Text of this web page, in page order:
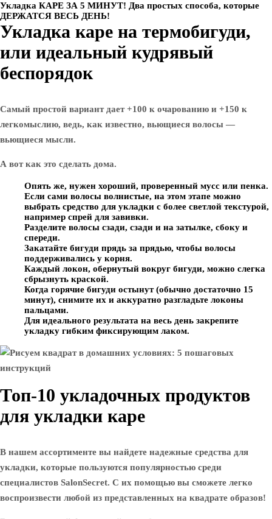
Укладка КАРЕ ЗА 5 МИНУТ! Два простых способа, которые
ДЕРЖАТСЯ ВЕСЬ ДЕНЬ!
Укладка каре на термобигуди,
или идеальный кудрявый
беспорядок
Самый простой вариант дает +100 к очарованию и +150 к
легкомыслию, ведь, как известно, вьющиеся волосы —
вьющиеся мысли.
А вот как это сделать дома.
Опять же, нужен хороший, проверенный мусс или пенка.
Если сами волосы волнистые, на этом этапе можно
выбрать средство для укладки с более светлой текстурой,
например спрей для завивки.
Разделите волосы сзади, сзади и на затылке, сбоку и
спереди.
Закатайте бигуди прядь за прядью, чтобы волосы
поддерживались у корня.
Каждый локон, обернутый вокруг бигуди, можно слегка
сбрызнуть краской.
Когда горячие бигуди остынут (обычно достаточно 15
минут), снимите их и аккуратно разгладьте локоны
пальцами.
Для идеального результата на весь день закрепите
укладку гибким фиксирующим лаком.
Топ-10 укладочных продуктов
для укладки каре
В нашем ассортименте вы найдете надежные средства для
укладки, которые пользуются популярностью среди
специалистов SalonSecret. С их помощью вы сможете легко
воспроизвести любой из представленных на квадрате образов!